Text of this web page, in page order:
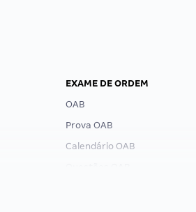
EXAME DE ORDEM
OAB
Prova OAB
Calendário OAB